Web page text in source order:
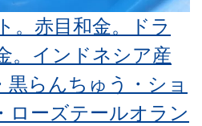
。赤目和金。ドラ
。インドネシア産
黒らんちゅう・ショ
ローズテールオラン